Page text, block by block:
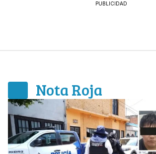
PUBLICIDAD
Nota Roja